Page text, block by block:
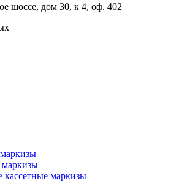
шоссе, дом 30, к 4, оф. 402
маркизы